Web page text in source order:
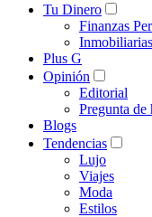
Tu Dinero
Finanzas
Inmobiliarias
Plus G
Opinión
Editorial
Pregunta de
Blogs
Tendencias
Lujo
Viajes
Moda
Estilos